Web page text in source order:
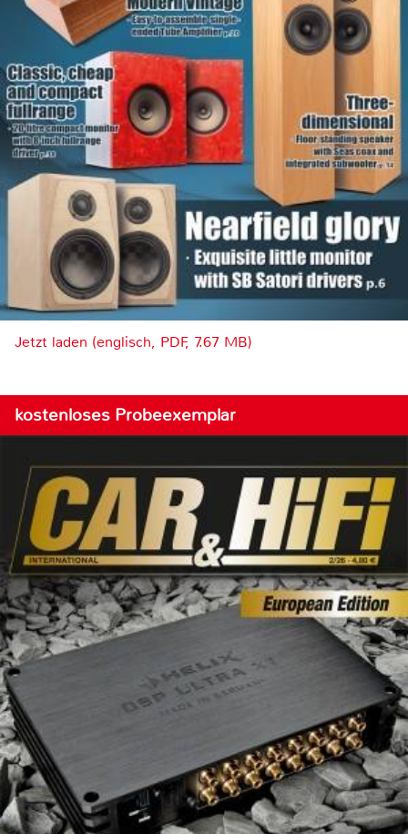
Jetzt laden (englisch, PDF, 7.67 MB)
kostenloses Probeexemplar